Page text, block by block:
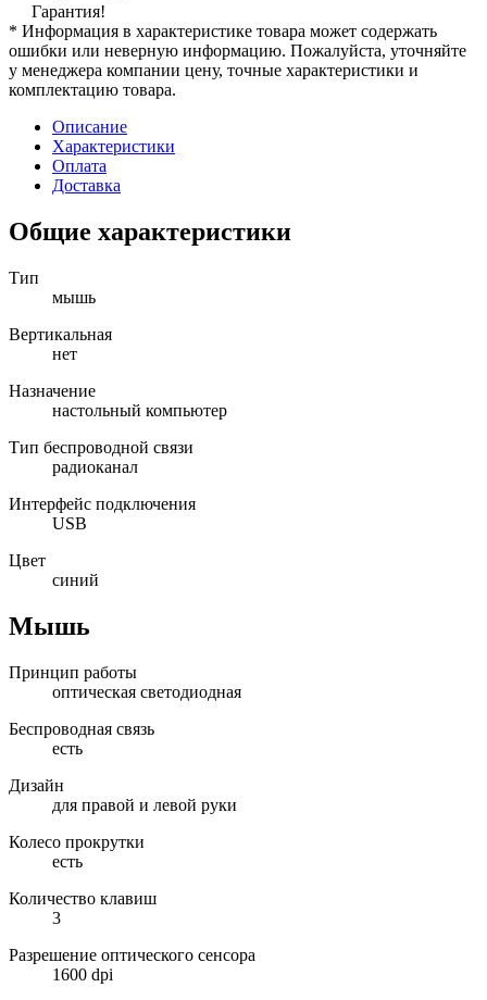
Гарантия!
* Информация в характеристике товара может содержать
ошибки или неверную информацию. Пожалуйста, уточняйте
у менеджера компании цену, точные характеристики и
комплектацию товара.
Описание
Характеристики
Оплата
Доставка
Общие характеристики
Тип
мышь
Вертикальная
нет
Назначение
настольный компьютер
Тип беспроводной связи
радиоканал
Интерфейс подключения
USB
Цвет
синий
Мышь
Принцип работы
оптическая светодиодная
Беспроводная связь
есть
Дизайн
для правой и левой руки
Колесо прокрутки
есть
Количество клавиш
3
Разрешение оптического сенсора
1600 dpi